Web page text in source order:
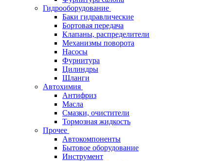
Гидрооборудование
Баки гидравлические
Бортовая передача
Клапаны, распределители
Механизмы поворота
Насосы
Фурнитура
Цилиндры
Шланги
Автохимия
Антифриз
Масла
Смазки, очистители
Тормозная жидкость
Прочее
Автокомпоненты
Бытовое оборудование
Инструмент